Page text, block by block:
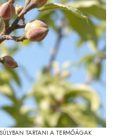
TARTANI A TERMŐÁGAK